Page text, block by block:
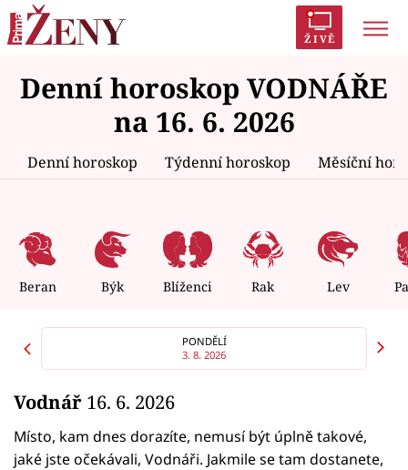
ŽIVĚ
Trendy: Polabí Inspekce Prostřeno!
AYTO?
Zrádci Proměny
Témata
Celebrity
Seriály
Horoskopy
Sledujte prima+
Denní horoskop VODNÁŘE
na 16. 6. 2026
Denní horoskop Týdenní horoskop Měsíční
Beran Býk Blíženci Rak Lev
PONDĚLÍ
3. 8. 2026
Vodnář 16. 6. 2026
Místo, kam dnes dorazíte, nemusí být úplně takové,
jaké jste očekávali, Vodnáři. Jakmile se tam dostanete,